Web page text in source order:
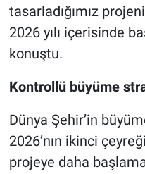
tasarladığımız
2026 yılı içerisinde
konuştu.
Kontrollü büyüme
Dünya Şehir’in
2026’nın ikinci
projeye daha